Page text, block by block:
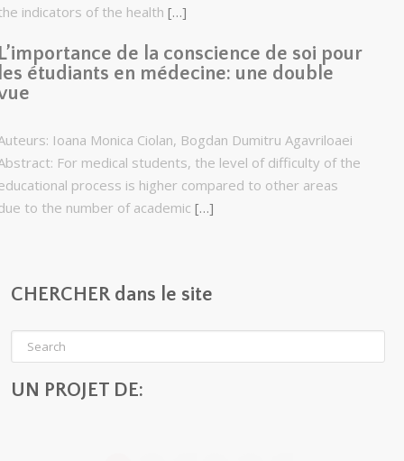
indicators of the health […]
de la conscience de soi pour
étudiants en médecine: une double
Ioana Monica Ciolan, Bogdan Dumitru Agavriloaei
For medical students, the level of difficulty of the
process is higher compared to other areas
to the number of academic […]
CHERCHER dans le site
UN PROJET DE: